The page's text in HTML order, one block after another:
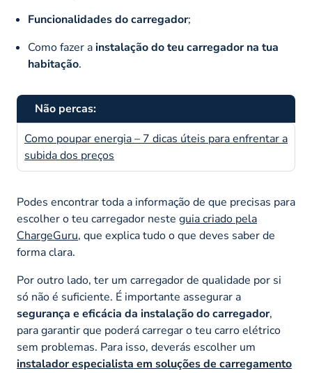
Funcionalidades do carregador;
Como fazer a instalação do teu carregador na tua
habitação.
Não percas:
Como poupar energia – 7 dicas úteis para enfrentar a
subida dos preços
Podes encontrar toda a informação de que precisas para
escolher o teu carregador neste guia criado pela
ChargeGuru, que explica tudo o que deves saber de
forma clara.
Por outro lado, ter um carregador de qualidade por si
só não é suficiente. É importante assegurar a
segurança e eficácia da instalação do carregador,
para garantir que poderá carregar o teu carro elétrico
sem problemas. Para isso, deverás escolher um
instalador especialista em soluções de carregamento